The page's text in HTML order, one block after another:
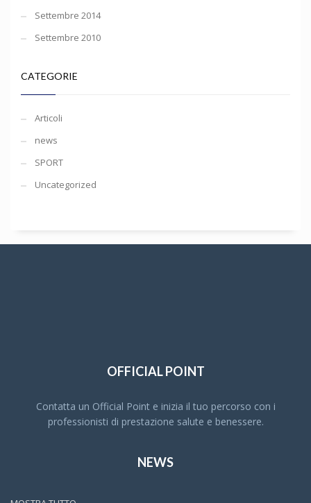
Settembre 2014
Settembre 2010
CATEGORIE
Articoli
news
SPORT
Uncategorized
OFFICIAL POINT
Contatta un Official Point e inizia il tuo percorso con i
professionisti di prestazione salute e benessere.
NEWS